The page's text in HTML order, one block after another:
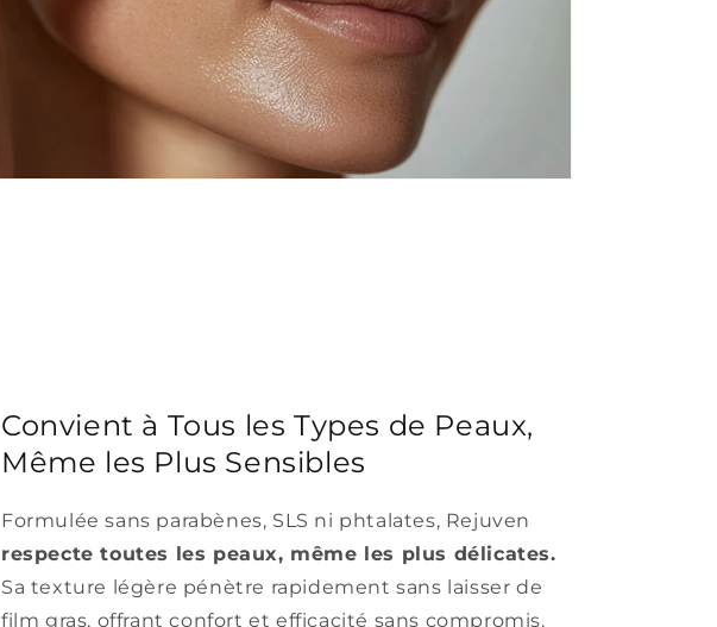
Convient à Tous les Types de Peaux,
Même les Plus Sensibles
Formulée sans parabènes, SLS ni phtalates, Rejuven
respecte toutes les peaux, même les plus délicates.
Sa texture légère pénètre rapidement sans laisser de
film gras, offrant confort et efficacité sans compromis.